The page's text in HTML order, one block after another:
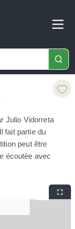
Julio Vidorreta
fait partie du
peut être
écoutée avec